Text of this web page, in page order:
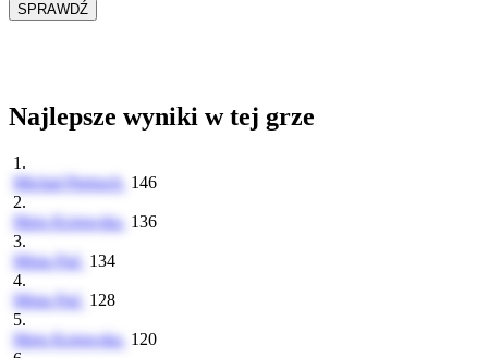
Najlepsze wyniki w tej grze
1.
Michał Pietruch 146
2.
Maja Kujawska 136
3.
Misia Paź 134
4.
Misia Paź 128
5.
Maja Kujawska 120